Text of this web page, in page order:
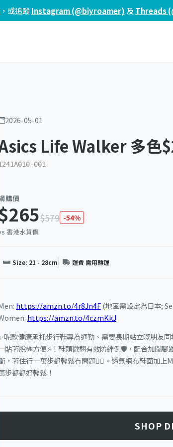
，或追蹤Instagram (@biyroamer) 及 Threads
2026-05-01
Life Walker 多色
001
購價
$579 -54%
香港水貨價
Size: 21 - 28cm 運費 需用轉運
https://amzn.to/4r8Jn4F(地區需設定為日本;
https://amzn.to/4czmKkJ
呢款健康承托步行鞋專為通勤、需要長期站立嘅朋友
貼著脫極方便⚡！鞋頭微翹有效防絆倒🛡️，配合加闊
，著住行一萬步都輕鬆冇問題🚶‍♂️。透氣網布鞋面加
步都都好輕鬆！
SHOP